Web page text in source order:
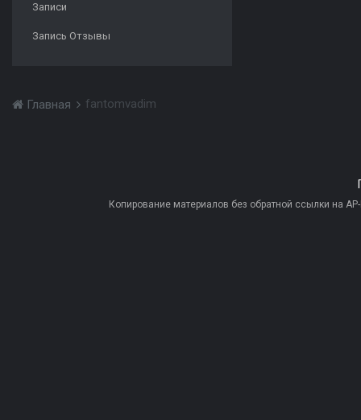
Записи
Запись Отзывы
Главная fantomvadim
Копирование материалов без обратной ссылки на